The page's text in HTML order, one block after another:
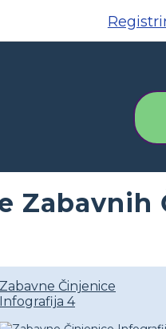
Zabavnih
Zabavne Činjenice
Infografija 4